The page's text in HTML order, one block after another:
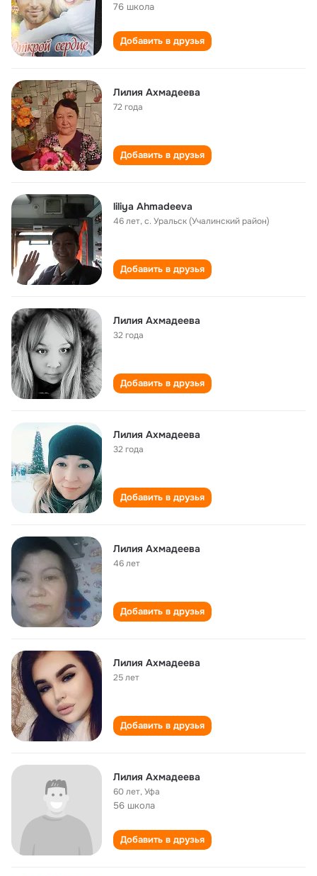
76 школа
Добавить в друзья
Лилия Ахмадеева
72 года
Добавить в друзья
liliya Ahmadeeva
46 лет,с. Уральск (Учалинский район)
Добавить в друзья
Лилия Ахмадеева
32 года
Добавить в друзья
Лилия Ахмадеева
32 года
Добавить в друзья
Лилия Ахмадеева
46 лет
Добавить в друзья
Лилия Ахмадеева
25 лет
Добавить в друзья
Лилия Ахмадеева
60 лет,Уфа
56 школа
Добавить в друзья